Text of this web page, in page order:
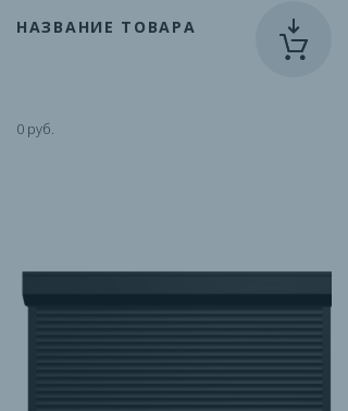
НАЗВАНИЕ ТОВАРА
0 руб.